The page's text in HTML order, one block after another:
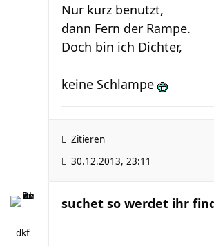
Nur kurz benutzt,
dann Fern der Rampe.
Doch bin ich Dichter,
keine Schlampe
Zitieren
30.12.2013, 23:11
dkf
suchet so werdet ihr